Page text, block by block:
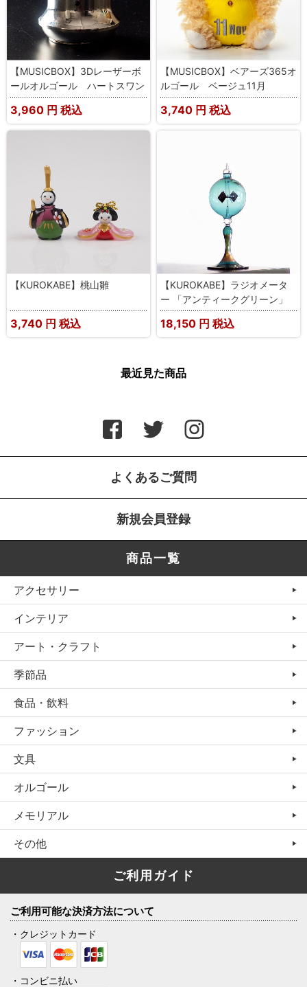
【MUSICBOX】3Dレーザーボ
ールオルゴール ハートスワン
3,960 円 税込
【MUSICBOX】ベアーズ365オ
ルゴール ベージュ11月
3,740 円 税込
【KUROKABE】桃山雛
3,740 円 税込
【KUROKABE】ラジオメータ
ー 「アンティークグリーン」
18,150 円 税込
最近見た商品
よくあるご質問
新規会員登録
商品一覧
アクセサリー
インテリア
アート・クラフト
季節品
食品・飲料
ファッション
文具
オルゴール
メモリアル
その他
ご利用ガイド
ご利用可能な決済方法について
・クレジットカード
・コンビニ払い